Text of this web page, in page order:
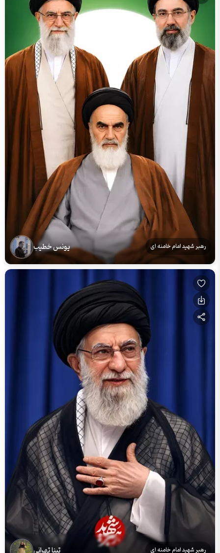
رهبر شهید امام خامنه ای یونس خطیب
رهبر شهید امام خامنه ای